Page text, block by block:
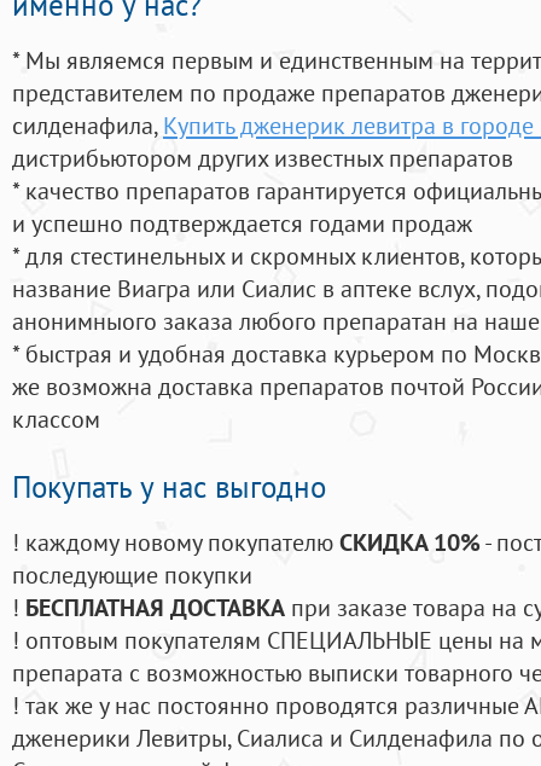
* Мы являемся первым и единственным на
представителем по продаже препаратов
силденафила, Купить дженерик левитра в
дистрибьютором других известных препаратов
* качество препаратов гарантируется
и успешно подтверждается годами продаж
* для стестинельных и скромных клиентов,
название Виагра или Сиалис в аптеке вслух,
анонимныого заказа любого препаратан на
* быстрая и удобная доставка курьером по
же возможна доставка препаратов почтой
классом
Покупать у нас выгодно
! каждому новому покупателюСКИДКА 10%-
последующие покупки
! БЕСПЛАТНАЯ ДОСТАВКА при заказе товара на
! оптовым покупателям СПЕЦИАЛЬНЫЕ цены на
препарата с возможностью выписки товарного
! так же у нас постоянно проводятся
дженерики Левитры, Сиалиса и Силденафила по